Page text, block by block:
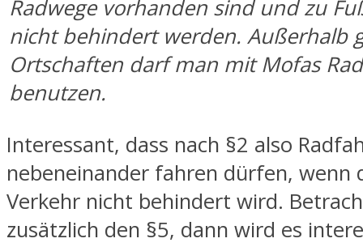
Radwege vorhanden sind und zu
nicht behindert werden. Außerhalb
Ortschaften darf man mit Mofas
benutzen.
Interessant, dass nach §2 also
nebeneinander fahren dürfen, wenn
Verkehr nicht behindert wird.
zusätzlich den §5, dann wird es